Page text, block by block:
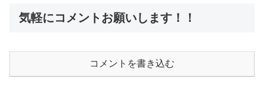
気軽にコメントお願いします！！
コメントを書き込む